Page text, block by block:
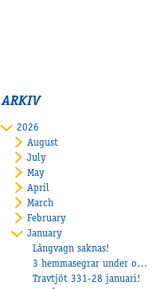
ARKIV
2026
August
July
May
April
March
February
January
Långvagn saknas!
3 hemmasegrar under onsdagen
Travtjöt 331-28 januari!